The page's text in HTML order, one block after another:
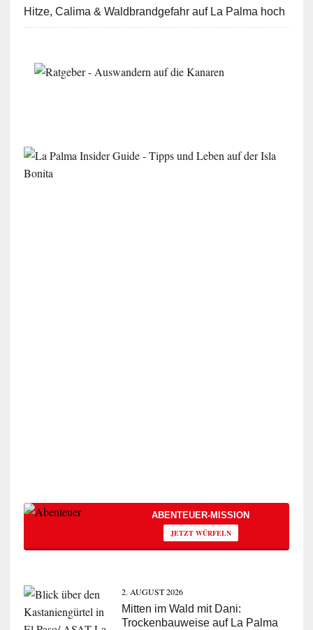
Hitze, Calima & Waldbrandgefahr auf La Palma hoch
ABENTEUER-MISSION
JETZT WÜRFELN
2. AUGUST 2026
Mitten im Wald mit Dani:
Trockenbauweise auf La Palma